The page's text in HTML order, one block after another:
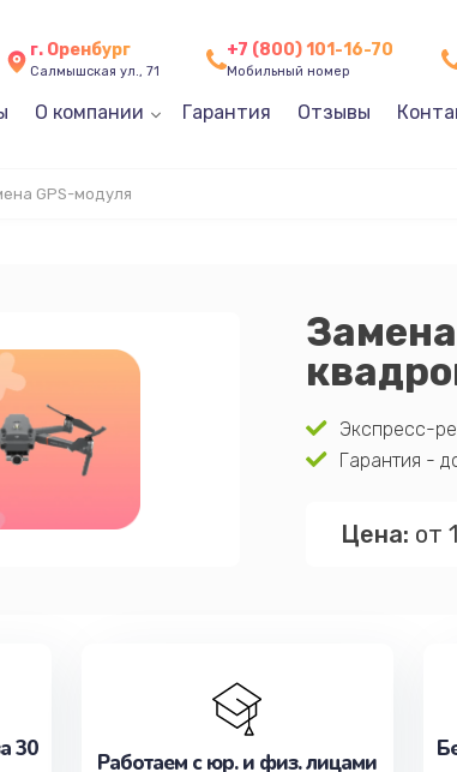
г. Оренбург
Салмышская ул., 71
+7 (800) 101-16-70
Мобильный номер
О компании Гарантия Отзывы
GPS-модуля
Экспресс-
Гарантия -
Цена: от
30
Работаем с юр. и физ. лицами